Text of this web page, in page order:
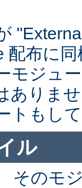
配布に
モジュ
ありま
トもし
ル
そのモ